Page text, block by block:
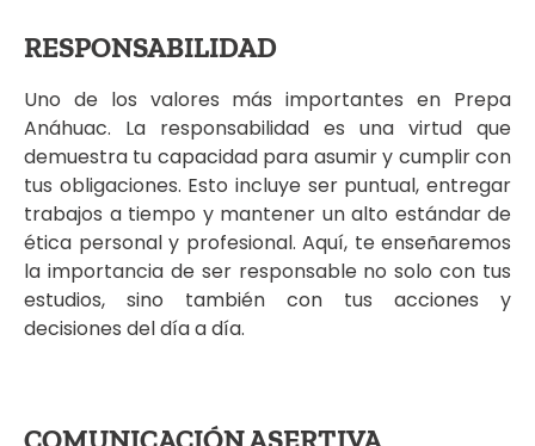
RESPONSABILIDAD
Uno de los valores más importantes en Prepa
Anáhuac. La responsabilidad es una virtud que
demuestra tu capacidad para asumir y cumplir con
tus obligaciones. Esto incluye ser puntual, entregar
trabajos a tiempo y mantener un alto estándar de
ética personal y profesional. Aquí, te enseñaremos
la importancia de ser responsable no solo con tus
estudios, sino también con tus acciones y
decisiones del día a día.